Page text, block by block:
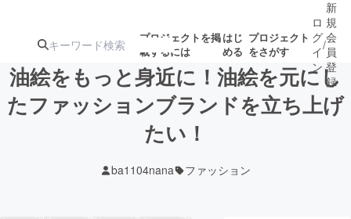
プロジェクトを掲
載するには
はじ
める
プロジェクト
をさがす
注目の新着プロ 募集終了が近いプ
ロ
グ
イ
ン
/
新
規
会
員
登
録
油絵をもっと身近に！油絵を元にし
たファッションブランドを立ち上げ
たい！
ba1104nana ファッション